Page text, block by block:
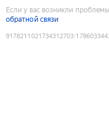
Если у вас возникли
обратной связи
9178211021734312703: